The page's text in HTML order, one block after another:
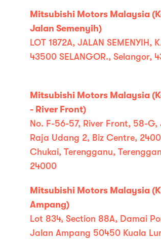
Mitsubishi Motors Malaysia
Jalan Semenyih)
LOT 1872A, JALAN SEMENYIH,
43500 SELANGOR., Selangor,
Mitsubishi Motors Malaysia
- River Front)
No. F-56-57, River Front, 58-G,
Raja Udang 2, Biz Centre,
Chukai, Terengganu,
24000
Mitsubishi Motors Malaysia
Ampang)
Lot 834, Section 88A, Damai
Jalan Ampang 50450 Kuala